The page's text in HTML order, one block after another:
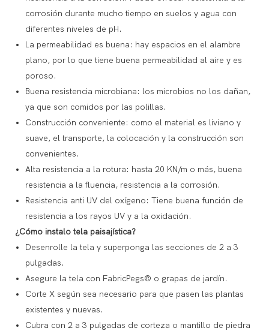
corrosión durante mucho tiempo en suelos y agua con
diferentes niveles de pH.
La permeabilidad es buena: hay espacios en el alambre
plano, por lo que tiene buena permeabilidad al aire y es
poroso.
Buena resistencia microbiana: los microbios no los dañan,
ya que son comidos por las polillas.
Construcción conveniente: como el material es liviano y
suave, el transporte, la colocación y la construcción son
convenientes.
Alta resistencia a la rotura: hasta 20 KN/m o más, buena
resistencia a la fluencia, resistencia a la corrosión.
Resistencia anti UV del oxígeno: Tiene buena función de
resistencia a los rayos UV y a la oxidación.
¿Cómo instalo tela paisajística?
Desenrolle la tela y superponga las secciones de 2 a 3
pulgadas.
Asegure la tela con FabricPegs® o grapas de jardín.
Corte X según sea necesario para que pasen las plantas
existentes y nuevas.
Cubra con 2 a 3 pulgadas de corteza o mantillo de piedra